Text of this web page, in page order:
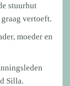
stuurhut
vertoeft.
moeder en
Silla.